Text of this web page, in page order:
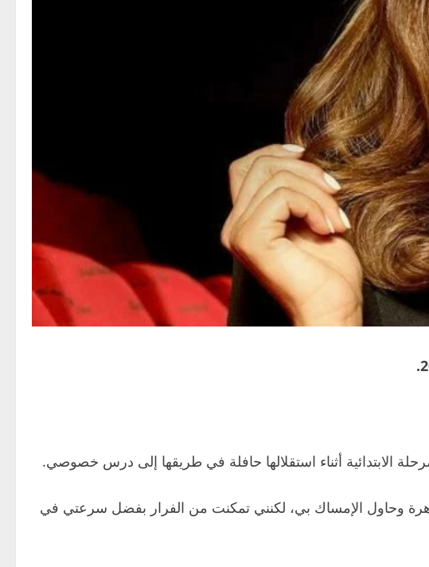
وحاول الإمساك بي، لكنني تمكنت من الفرار بفضل سرعتي في